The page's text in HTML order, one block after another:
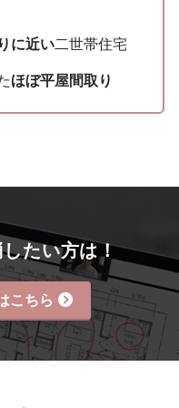
に近い二世帯住宅
ほぼ平屋間取り
たい方は！
こちら